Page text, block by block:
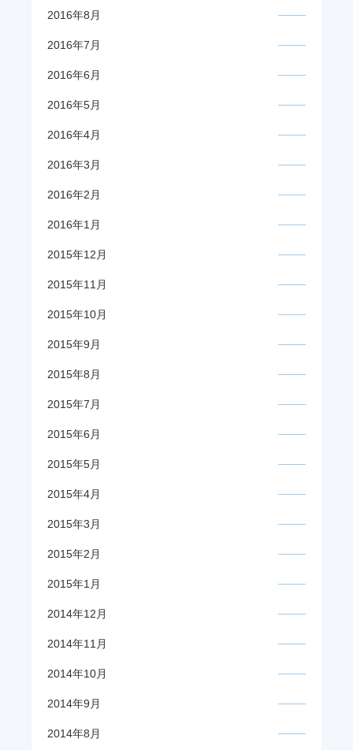
2016年8月
2016年7月
2016年6月
2016年5月
2016年4月
2016年3月
2016年2月
2016年1月
2015年12月
2015年11月
2015年10月
2015年9月
2015年8月
2015年7月
2015年6月
2015年5月
2015年4月
2015年3月
2015年2月
2015年1月
2014年12月
2014年11月
2014年10月
2014年9月
2014年8月